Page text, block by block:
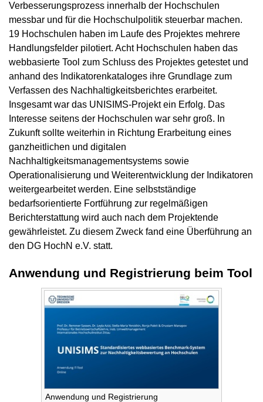
Verbesserungsprozess innerhalb der Hochschulen
messbar und für die Hochschulpolitik steuerbar machen.
19 Hochschulen haben im Laufe des Projektes mehrere
Handlungsfelder pilotiert. Acht Hochschulen haben das
webbasierte Tool zum Schluss des Projektes getestet und
anhand des Indikatorenkataloges ihre Grundlage zum
Verfassen des Nachhaltigkeitsberichtes erarbeitet.
Insgesamt war das UNISIMS-Projekt ein Erfolg. Das
Interesse seitens der Hochschulen war sehr groß. In
Zukunft sollte weiterhin in Richtung Erarbeitung eines
ganzheitlichen und digitalen
Nachhaltigkeitsmanagementsystems sowie
Operationalisierung und Weiterentwicklung der Indikatoren
weitergearbeitet werden. Eine selbstständige
bedarfsorientierte Fortführung zur regelmäßigen
Berichterstattung wird auch nach dem Projektende
gewährleistet. Zu diesem Zweck fand eine Überführung an
den DG HochN e.V. statt.
Anwendung und Registrierung beim Tool
Anwendung und Registrierung